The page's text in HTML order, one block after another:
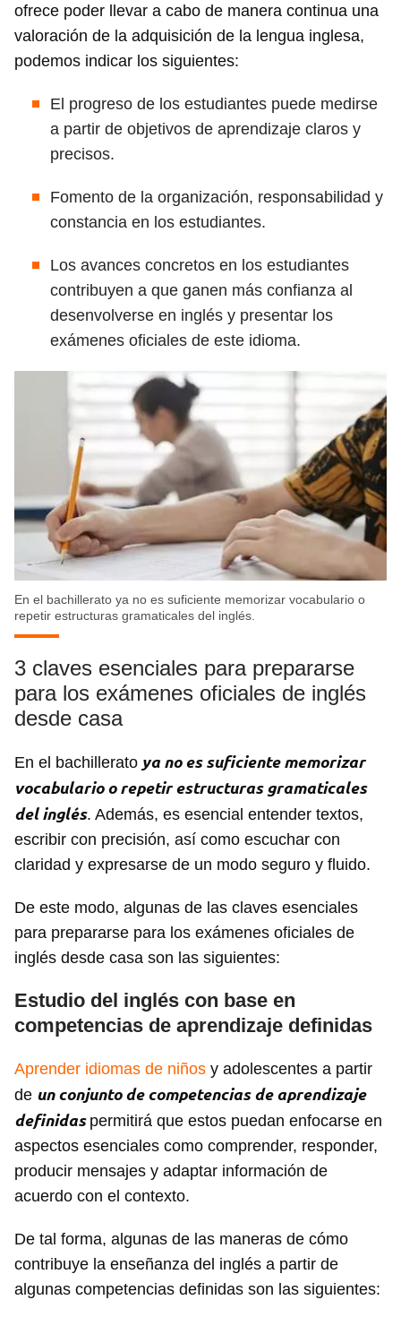
ofrece poder llevar a cabo de manera continua una
valoración de la adquisición de la lengua inglesa,
podemos indicar los siguientes:
El progreso de los estudiantes puede medirse
a partir de objetivos de aprendizaje claros y
precisos.
Fomento de la organización, responsabilidad y
constancia en los estudiantes.
Los avances concretos en los estudiantes
contribuyen a que ganen más confianza al
desenvolverse en inglés y presentar los
exámenes oficiales de este idioma.
En el bachillerato ya no es suficiente memorizar vocabulario o
repetir estructuras gramaticales del inglés.
3 claves esenciales para prepararse
para los exámenes oficiales de inglés
desde casa
En el bachillerato ya no es suficiente memorizar
vocabulario o repetir estructuras gramaticales
del inglés. Además, es esencial entender textos,
escribir con precisión, así como escuchar con
claridad y expresarse de un modo seguro y fluido.
De este modo, algunas de las claves esenciales
para prepararse para los exámenes oficiales de
inglés desde casa son las siguientes:
Estudio del inglés con base en
competencias de aprendizaje definidas
Aprender idiomas de niños y adolescentes a partir
de un conjunto de competencias de aprendizaje
definidas permitirá que estos puedan enfocarse en
aspectos esenciales como comprender, responder,
producir mensajes y adaptar información de
acuerdo con el contexto.
De tal forma, algunas de las maneras de cómo
contribuye la enseñanza del inglés a partir de
algunas competencias definidas son las siguientes: